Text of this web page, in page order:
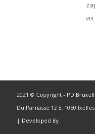
2021 © Copyright - PD
Du Parnasse 12 E, 1050
| Developed By